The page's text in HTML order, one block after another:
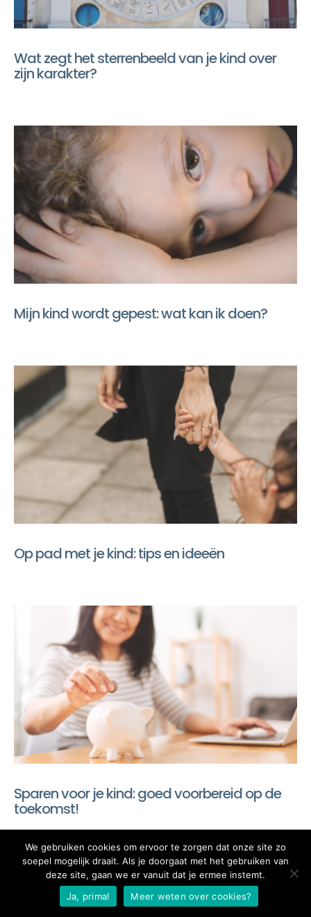
Wat zegt het sterrenbeeld van je kind over
zijn karakter?
Mijn kind wordt gepest: wat kan ik doen?
Op pad met je kind: tips en ideeën
Sparen voor je kind: goed voorbereid op de
toekomst!
We gebruiken cookies om ervoor te zorgen dat onze site zo
soepel mogelijk draait. Als je doorgaat met het gebruiken van
deze site, gaan we er vanuit dat je ermee instemt.
Ja, prima!
Meer weten over cookies?